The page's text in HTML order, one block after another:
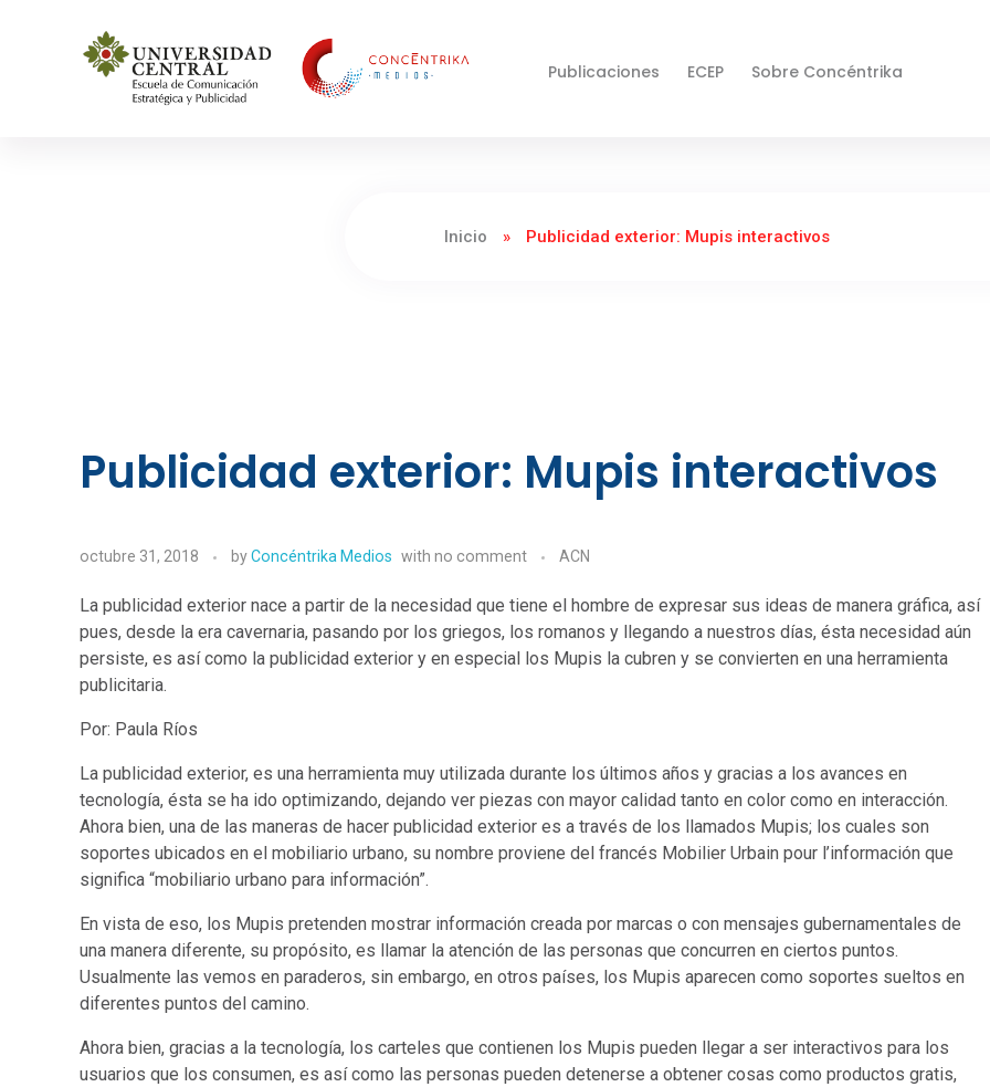
Publicaciones ECEP Sobre Concéntrika
Inicio » Publicidad exterior: Mupis interactivos
Publicidad exterior: Mupis interactivos
octubre 31, 2018 byConcéntrika Medios with no comment ACN
La publicidad exterior nace a partir de la necesidad que tiene el hombre de expresar sus ideas de manera gráfica, así
pues, desde la era cavernaria, pasando por los griegos, los romanos y llegando a nuestros días, ésta necesidad aún
persiste, es así como la publicidad exterior y en especial los Mupis la cubren y se convierten en una herramienta
publicitaria.
Por: Paula Ríos
La publicidad exterior, es una herramienta muy utilizada durante los últimos años y gracias a los avances en
tecnología, ésta se ha ido optimizando, dejando ver piezas con mayor calidad tanto en color como en interacción.
Ahora bien, una de las maneras de hacer publicidad exterior es a través de los llamados Mupis; los cuales son
soportes ubicados en el mobiliario urbano, su nombre proviene del francés Mobilier Urbain pour l’información que
significa “mobiliario urbano para información”.
En vista de eso, los Mupis pretenden mostrar información creada por marcas o con mensajes gubernamentales de
una manera diferente, su propósito, es llamar la atención de las personas que concurren en ciertos puntos.
Usualmente las vemos en paraderos, sin embargo, en otros países, los Mupis aparecen como soportes sueltos en
diferentes puntos del camino.
Ahora bien, gracias a la tecnología, los carteles que contienen los Mupis pueden llegar a ser interactivos para los
usuarios que los consumen, es así como las personas pueden detenerse a obtener cosas como productos gratis,